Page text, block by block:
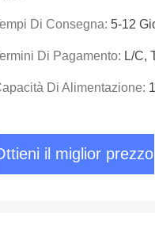
Di Consegna: 5-12
Di Pagamento: L/C,
Di Alimentazione:
il miglior prezzo